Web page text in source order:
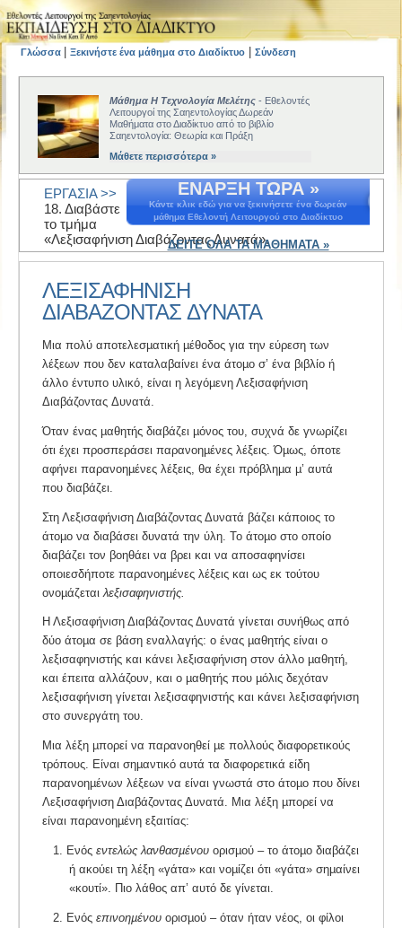
Γλώσσα Ξεκινήστε ένα μάθημα στο Διαδίκτυο Σύνδεση
Μάθημα Η Τεχνολογία Μελέτης - Εθελοντές
Λειτουργοί της Σαηεντολογίας Δωρεάν
Μαθήματα στο Διαδίκτυο από το βιβλίο
Σαηεντολογία: Θεωρία και Πράξη
Μάθετε περισσότερα »
ΕΝΑΡΞΗ ΤΩΡΑ »
Κάντε κλικ εδώ για να ξεκινήσετε ένα δωρεάν
μάθημα Εθελοντή Λειτουργού στο Διαδίκτυο
ΔΕΙΤΕ ΟΛΑ ΤΑ ΜΑΘΗΜΑΤΑ »
ΕΡΓΑΣΙΑ >>
18. Διαβάστε
το τμήμα
«Λεξισαφήνιση Διαβάζοντας Δυνατά».
ΛΕΞΙΣΑΦΗΝΙΣΗ
ΔΙΑΒΑΖΟΝΤΑΣ ΔΥΝΑΤΑ
Μια πολύ αποτελεσµατική µέθοδος για την εύρεση των
λέξεων που δεν καταλαβαίνει ένα άτοµο σ’ ένα βιβλίο ή
άλλο έντυπο υλικό, είναι η λεγόµενη Λεξισαφήνιση
Διαβάζοντας Δυνατά.
Όταν ένας µαθητής διαβάζει µόνος του, συχνά δε γνωρίζει
ότι έχει προσπεράσει παρανοηµένες λέξεις. Όµως, όποτε
αφήνει παρανοηµένες λέξεις, θα έχει πρόβληµα µ’ αυτά
που διαβάζει.
Στη Λεξισαφήνιση Διαβάζοντας Δυνατά βάζει κάποιος το
άτοµο να διαβάσει δυνατά την ύλη. Το άτοµο στο οποίο
διαβάζει τον βοηθάει να βρει και να αποσαφηνίσει
οποιεσδήποτε παρανοηµένες λέξεις και ως εκ τούτου
ονοµάζεται λεξισαφηνιστής.
Η Λεξισαφήνιση Διαβάζοντας Δυνατά γίνεται συνήθως από
δύο άτοµα σε βάση εναλλαγής: ο ένας µαθητής είναι ο
λεξισαφηνιστής και κάνει λεξισαφήνιση στον άλλο µαθητή,
και έπειτα αλλάζουν, και ο µαθητής που µόλις δεχόταν
λεξισαφήνιση γίνεται λεξισαφηνιστής και κάνει λεξισαφήνιση
στο συνεργάτη του.
Μια λέξη µπορεί να παρανοηθεί µε πολλούς διαφορετικούς
τρόπους. Είναι σηµαντικό αυτά τα διαφορετικά είδη
παρανοηµένων λέξεων να είναι γνωστά στο άτοµο που δίνει
Λεξισαφήνιση Διαβάζοντας Δυνατά. Μια λέξη µπορεί να
είναι παρανοηµένη εξαιτίας:
1. Ενός εντελώς λανθασµένου ορισµού – το άτοµο διαβάζει
ή ακούει τη λέξη «γάτα» και νοµίζει ότι «γάτα» σηµαίνει
«κουτί». Πιο λάθος απ’ αυτό δε γίνεται.
2. Ενός επινοηµένου ορισµού – όταν ήταν νέος, οι φίλοι